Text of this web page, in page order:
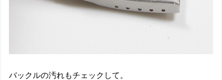
バックルの汚れもチェックして。